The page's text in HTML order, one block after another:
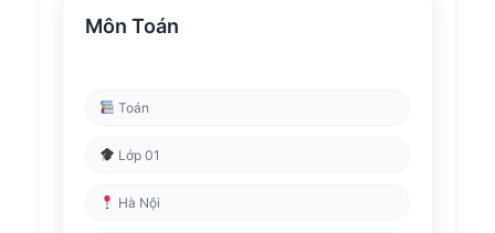
Môn Toán
Toán
Lớp 01
Hà Nội